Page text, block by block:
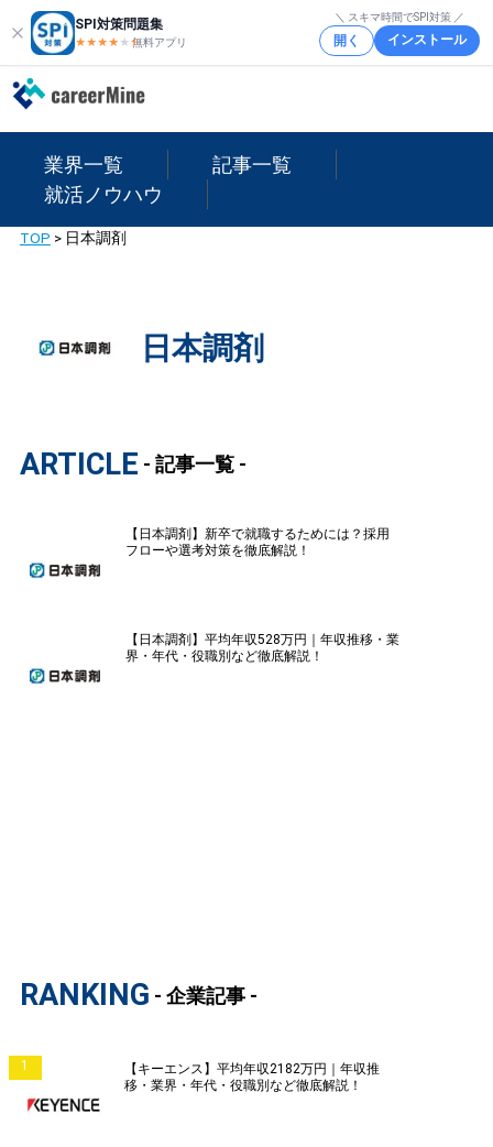
SPI対策問題集
★★★★ ★★
無料アプリ
＼ スキマ時間でSPI対策 ／
開く インストール
業界一覧
記事一覧
就活ノウハウ
TOP > 日本調剤
日本調剤
ARTICLE - 記事一覧 -
【日本調剤】新卒で就職するためには？採用
フローや選考対策を徹底解説！
【日本調剤】平均年収528万円｜年収推移・業
界・年代・役職別など徹底解説！
RANKING - 企業記事 -
1
【キーエンス】平均年収2182万円｜年収推
移・業界・年代・役職別など徹底解説！